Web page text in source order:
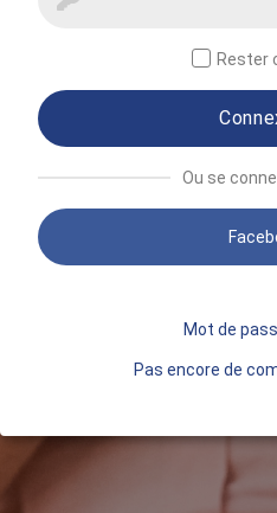
Rester
Ou se
Mot de
Pas encore de